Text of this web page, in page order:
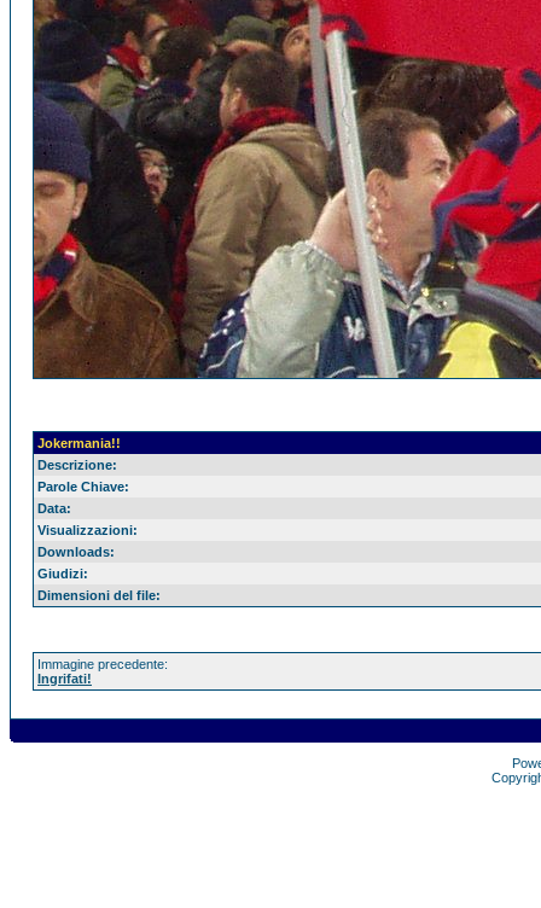
Jokermania!!
Descrizione:
Parole Chiave:
Data:
Visualizzazioni:
Downloads:
Giudizi:
Dimensioni del file:
Immagine precedente:
Ingrifati!